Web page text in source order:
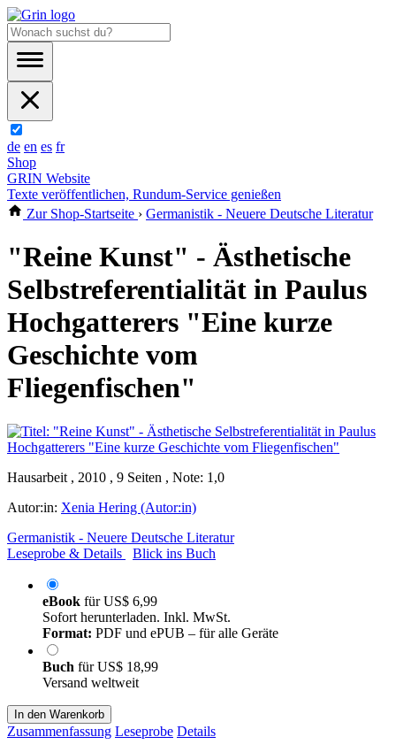
de en es fr
Shop
GRIN Website
Texte veröffentlichen, Rundum-Service genießen
Zur Shop-Startseite › Germanistik - Neuere Deutsche Literatur
"Reine Kunst" - Ästhetische
Selbstreferentialität in Paulus
Hochgatterers "Eine kurze
Geschichte vom
Fliegenfischen"
Hausarbeit , 2010 , 9 Seiten , Note: 1,0
Autor:in: Xenia Hering (Autor:in)
Germanistik - Neuere Deutsche Literatur
Leseprobe & Details
Blick ins Buch
eBook fürUS$ 6,99
Sofort herunterladen. Inkl. MwSt.
Format: PDF und ePUB – für alle Geräte
Buch fürUS$ 18,99
Versand weltweit
In den Warenkorb
Zusammenfassung Leseprobe Details